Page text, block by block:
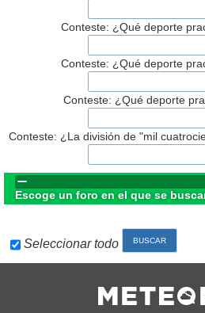
Conteste: ¿Qué deporte
Conteste: ¿Qué deporte
Conteste: ¿Qué deporte
Conteste: ¿La división de "mil
Escoge un foro en el que se
Seleccionar todo